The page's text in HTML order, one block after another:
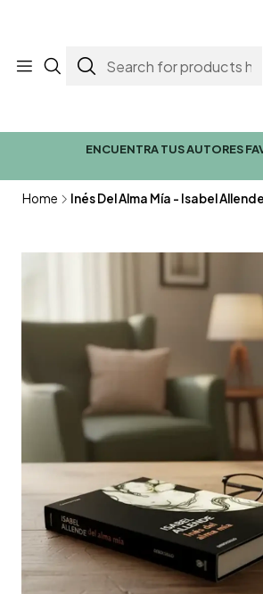
ENCUENTRA TUS AUTORES
Home Inés Del Alma Mía - Isabel